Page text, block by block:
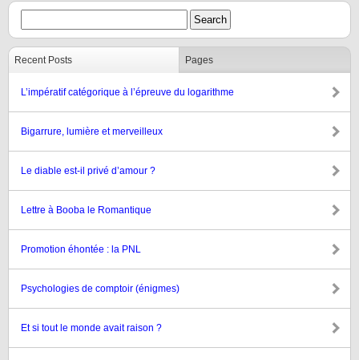
Recent Posts Pages
L’impératif catégorique à l’épreuve du logarithme
Bigarrure, lumière et merveilleux
Le diable est-il privé d’amour ?
Lettre à Booba le Romantique
Promotion éhontée : la PNL
Psychologies de comptoir (énigmes)
Et si tout le monde avait raison ?